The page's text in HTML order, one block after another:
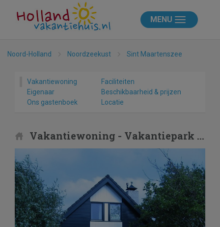
MENU
Noord-Holland Noordzeekust Sint Maartenszee
Vakantiewoning
Faciliteiten
Eigenaar
Beschikbaarheid & prijzen
Ons gastenboek
Locatie
Vakantiewoning - Vakantiepark Houdewind